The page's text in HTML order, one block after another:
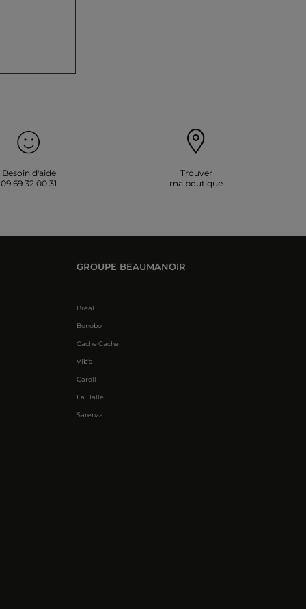
Besoin d'aide
09 69 32 00 31
Trouver
ma boutique
GROUPE BEAUMANOIR
Bréal
Bonobo
Cache Cache
Vib's
Caroll
La Halle
Sarenza